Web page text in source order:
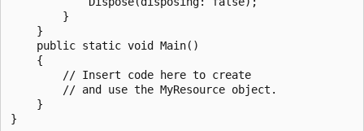
        }
    }
    public static void Main()
    {
        // Insert code here to create
        // and use the MyResource object.
    }